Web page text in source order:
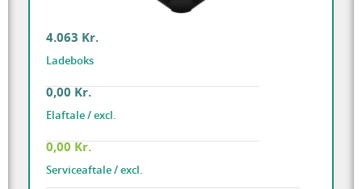
4.063 Kr.
Ladeboks
0,00 Kr.
Elaftale / excl.
0,00 Kr.
Serviceaftale / excl.